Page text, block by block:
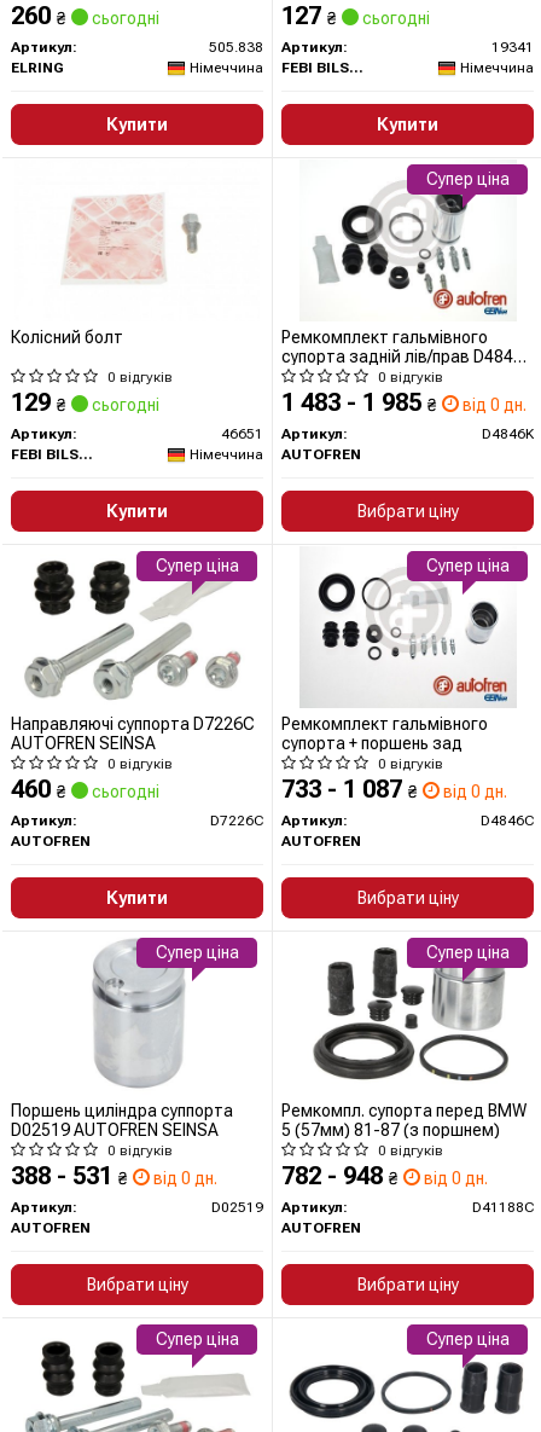
260 ₴ сьогодні
Артикул:
505.838
ELRING
Німеччина
Купити
127 ₴ сьогодні
Артикул:
19341
FEBI BILSTEIN
Німеччина
Купити
Колісний болт
0 відгуків
129 ₴ сьогодні
Артикул:
46651
FEBI BILSTEIN
Німеччина
Купити
Ремкомплект гальмівного
супорта задній лів/прав D4846K
AUTOFREN SEINSA
0 відгуків
1 483 - 1 985 ₴ від 0 дн.
Артикул:
D4846K
AUTOFREN
Вибрати ціну
Супер ціна
Направляючі суппорта D7226C
AUTOFREN SEINSA
0 відгуків
460 ₴ сьогодні
Артикул:
D7226C
AUTOFREN
Купити
Супер ціна
Ремкомплект гальмівного
супорта + поршень зад
0 відгуків
733 - 1 087 ₴ від 0 дн.
Артикул:
D4846C
AUTOFREN
Вибрати ціну
Супер ціна
Поршень циліндра суппорта
D02519 AUTOFREN SEINSA
0 відгуків
388 - 531 ₴ від 0 дн.
Артикул:
D02519
AUTOFREN
Вибрати ціну
Супер ціна
Ремкомпл. супорта перед BMW
5 (57мм) 81-87 (з поршнем)
0 відгуків
782 - 948 ₴ від 0 дн.
Артикул:
D41188C
AUTOFREN
Вибрати ціну
Супер ціна
Супер ціна Супер ціна